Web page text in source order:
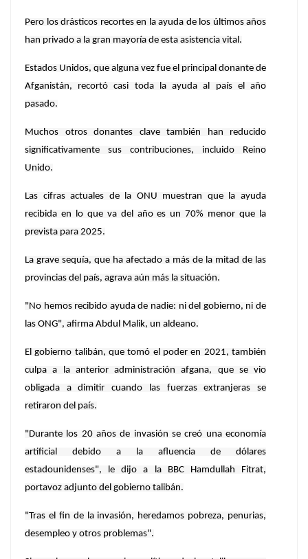
Pero los drásticos recortes en la ayuda de los últimos años
han privado a la gran mayoría de esta asistencia vital.
Estados Unidos, que alguna vez fue el principal donante de
Afganistán, recortó casi toda la ayuda al país el año
pasado.
Muchos otros donantes clave también han reducido
significativamente sus contribuciones, incluido Reino
Unido.
Las cifras actuales de la ONU muestran que la ayuda
recibida en lo que va del año es un 70% menor que la
prevista para 2025.
La grave sequía, que ha afectado a más de la mitad de las
provincias del país, agrava aún más la situación.
"No hemos recibido ayuda de nadie: ni del gobierno, ni de
las ONG", afirma Abdul Malik, un aldeano.
El gobierno talibán, que tomó el poder en 2021, también
culpa a la anterior administración afgana, que se vio
obligada a dimitir cuando las fuerzas extranjeras se
retiraron del país.
"Durante los 20 años de invasión se creó una economía
artificial debido a la afluencia de dólares
estadounidenses", le dijo a la BBC Hamdullah Fitrat,
portavoz adjunto del gobierno talibán.
"Tras el fin de la invasión, heredamos pobreza, penurias,
desempleo y otros problemas".